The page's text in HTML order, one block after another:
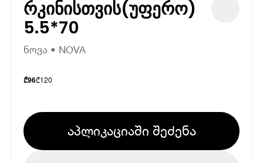
რკინისთვის(უფერო)
5.5*70
ნოვა • NOVA
₾96₾120
აპლიკაციაში შეძენა